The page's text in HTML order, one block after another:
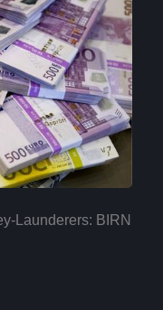
Launderers: BIRN